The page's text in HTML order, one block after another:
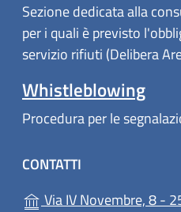
Sezione dedicata alla
per i quali è previsto
servizio rifiuti (Delibera
Whistleblowing
Procedura per le
CONTATTI
Via IV Novembre, 8 -